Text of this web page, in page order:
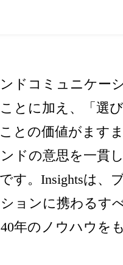
ドコミュニケー
ことに加え、「選
との価値がます
ドの意思を一貫
す。Insightsは、
ョンに携わるす
年のノウハウを